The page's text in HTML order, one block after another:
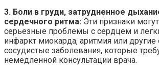
3. Боли в груди, затрудненное
сердечного ритма: Эти признаки
серьезные проблемы с сердцем и
инфаркт миокарда, аритмия или другие
сосудистые заболевания, которые
немедленной консультации врача.